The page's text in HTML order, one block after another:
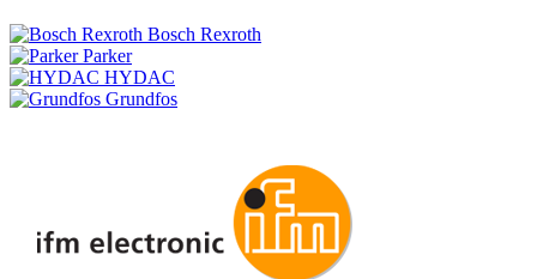
Bosch Rexroth
Parker
HYDAC
Grundfos